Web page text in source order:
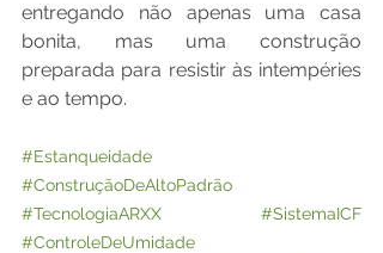
entregando não apenas uma casa
bonita, mas uma construção
preparada para resistir às intempéries
e ao tempo.
#Estanqueidade
#ConstruçãoDeAltoPadrão
#TecnologiaARXX
#SistemaICF
#ControleDeUmidade